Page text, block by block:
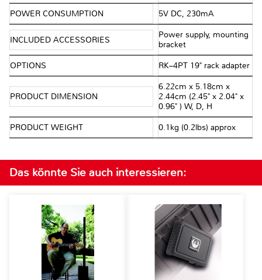
POWER CONSUMPTION 5V DC, 230mA
INCLUDED ACCESSORIES
Power supply, mounting
bracket
OPTIONS RK–4PT 19" rack adapter
PRODUCT DIMENSION
6.22cm x 5.18cm x
2.44cm (2.45" x 2.04" x
0.96" ) W, D, H
PRODUCT WEIGHT 0.1kg (0.2lbs) approx
Das könnte Sie auch interessieren: